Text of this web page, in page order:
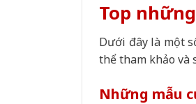
Top
Dưới đây là một
thể tham khảo và
Những mẫu